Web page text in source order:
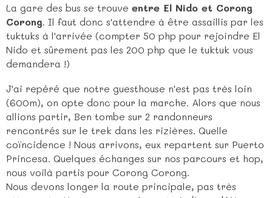
La gare des bus se trouve entre El Nido et Corong
Corong. Il faut donc s'attendre à être assaillis par les
tuktuks à l'arrivée (compter 50 php pour rejoindre El
Nido et sûrement pas les 200 php que le tuktuk vous
demandera !)
J'ai repéré que notre guesthouse n'est pas très loin
(600m), on opte donc pour la marche. Alors que nous
allions partir, Ben tombe sur 2 randonneurs
rencontrés sur le trek dans les rizières. Quelle
coïncidence ! Nous arrivons, eux repartent sur Puerto
Princesa. Quelques échanges sur nos parcours et hop,
nous voilà partis pour Corong Corong.
Nous devons longer la route principale, pas très